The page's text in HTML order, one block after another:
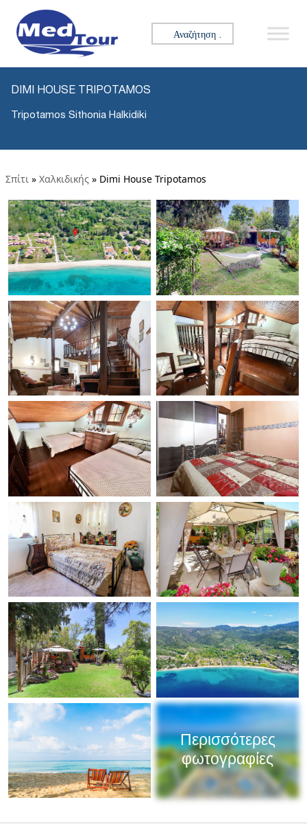
Αναζήτηση για:
DIMI HOUSE TRIPOTAMOS
Tripotamos Sithonia Halkidiki
Σπίτι » Χαλκιδικής » Dimi House Tripotamos
Περισσότερες
φωτογραφίες